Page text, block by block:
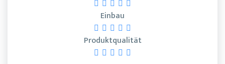
Einbau
Produktqualität